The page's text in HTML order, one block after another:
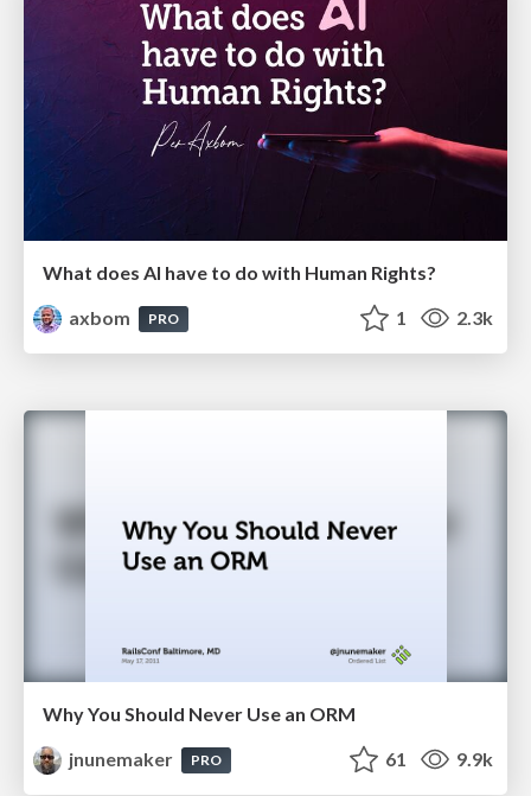
What does AI have to do with Human Rights?
axbom
PRO 1 2.3k
Why You Should Never Use an ORM
jnunemaker
PRO 61 9.9k